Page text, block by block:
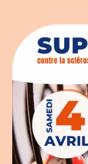
Espace chercheurs